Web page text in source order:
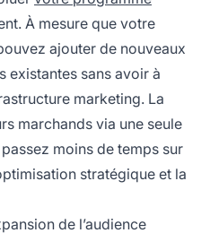
À mesure que votre
ajouter de nouveaux
existantes sans avoir à
marketing. La
marchands via une seule
moins de temps sur
stratégique et la
de l’audience